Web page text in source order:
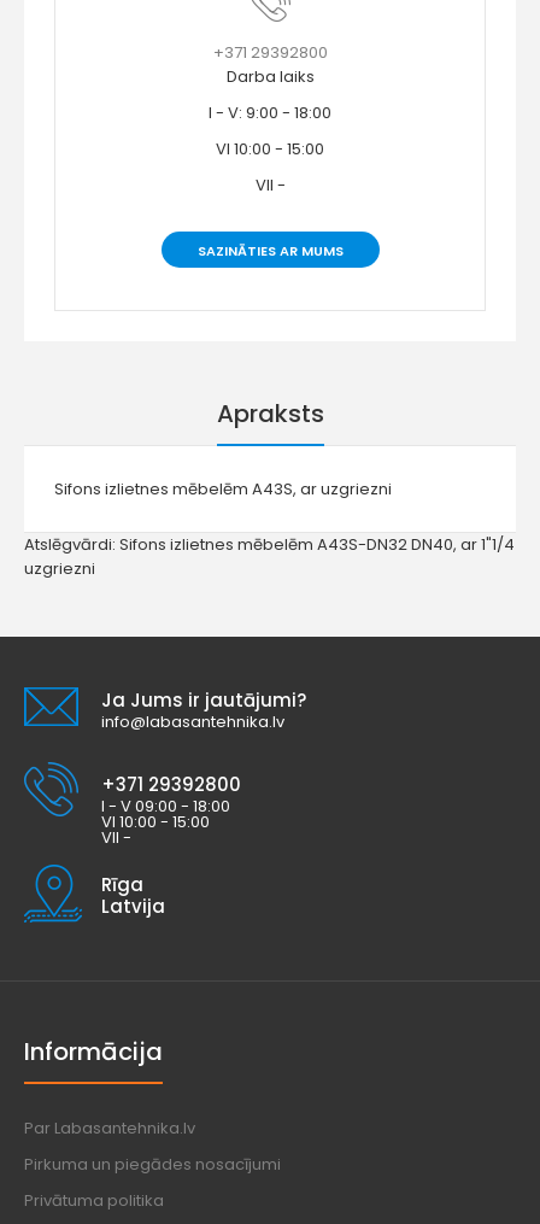
+371 29392800
Darba laiks
I - V: 9:00 - 18:00
VI 10:00 - 15:00
VII -
SAZINĀTIES AR MUMS
Apraksts
Sifons izlietnes mēbelēm A43S, ar uzgriezni
Atslēgvārdi: Sifons izlietnes mēbelēm A43S-DN32 DN40, ar 1"1/4
uzgriezni
Ja Jums ir jautājumi?
info@labasantehnika.lv
+371 29392800
I - V 09:00 - 18:00
VI 10:00 - 15:00
VII -
Rīga
Latvija
Informācija
Par Labasantehnika.lv
Pirkuma un piegādes nosacījumi
Privātuma politika